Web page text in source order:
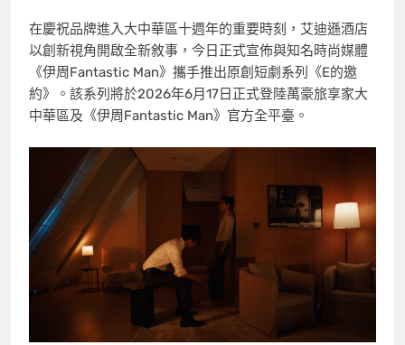
在慶祝品牌進入大中華區十週年的重要時刻，艾迪遜酒店
以創新視角開啟全新敘事，今日正式宣佈與知名時尚媒體
《伊周Fantastic Man》攜手推出原創短劇系列《E的邀
約》。該系列將於2026年6月17日正式登陸萬豪旅享家大
中華區及《伊周Fantastic Man》官方全平臺。